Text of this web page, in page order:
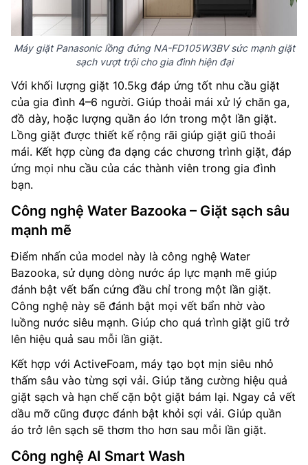
Máy giặt Panasonic lồng đứng NA-FD105W3BV sức mạnh giặt
sạch vượt trội cho gia đình hiện đại
Với khối lượng giặt 10.5kg đáp ứng tốt nhu cầu giặt
của gia đình 4–6 người. Giúp thoải mái xử lý chăn ga,
đồ dày, hoặc lượng quần áo lớn trong một lần giặt.
Lồng giặt được thiết kế rộng rãi giúp giặt giũ thoải
mái. Kết hợp cùng đa dạng các chương trình giặt, đáp
ứng mọi nhu cầu của các thành viên trong gia đình
bạn.
Công nghệ Water Bazooka – Giặt sạch sâu
mạnh mẽ
Điểm nhấn của model này là công nghệ Water
Bazooka, sử dụng dòng nước áp lực mạnh mẽ giúp
đánh bật vết bẩn cứng đầu chỉ trong một lần giặt.
Công nghệ này sẽ đánh bật mọi vết bẩn nhờ vào
luồng nước siêu mạnh. Giúp cho quá trình giặt giũ trở
lên hiệu quả sau mỗi lần giặt.
Kết hợp với ActiveFoam, máy tạo bọt mịn siêu nhỏ
thấm sâu vào từng sợi vải. Giúp tăng cường hiệu quả
giặt sạch và hạn chế cặn bột giặt bám lại. Ngay cả vết
dầu mỡ cũng được đánh bật khỏi sợi vải. Giúp quần
áo trở lên sạch sẽ thơm tho hơn sau mỗi lần giặt.
Công nghệ AI Smart Wash